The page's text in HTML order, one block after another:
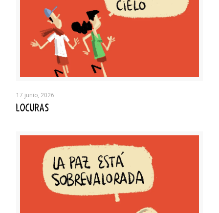
17 junio, 2026
LOCURAS